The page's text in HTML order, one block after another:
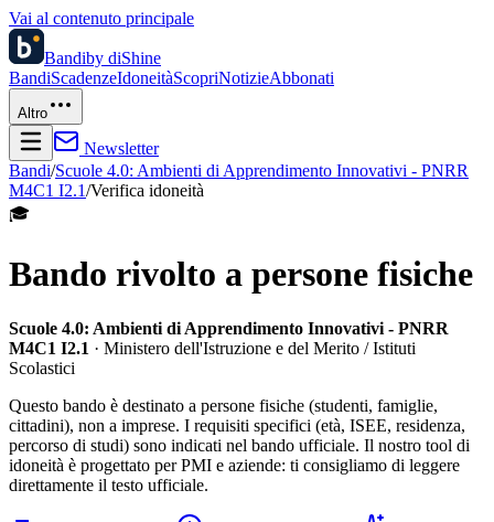
Vai al contenuto principale
Bandiby diShine
BandiScadenzeIdoneitàScopriNotizieAbbonati
Altro
Newsletter
Bandi/Scuole 4.0: Ambienti di Apprendimento Innovativi - PNRR
M4C1 I2.1/Verifica idoneità
🎓
Bando rivolto a persone fisiche
Scuole 4.0: Ambienti di Apprendimento Innovativi - PNRR
M4C1 I2.1 · Ministero dell'Istruzione e del Merito / Istituti
Scolastici
Questo bando è destinato a persone fisiche (studenti, famiglie,
cittadini), non a imprese. I requisiti specifici (età, ISEE, residenza,
percorso di studi) sono indicati nel bando ufficiale. Il nostro tool di
idoneità è progettato per PMI e aziende: ti consigliamo di leggere
direttamente il testo ufficiale.